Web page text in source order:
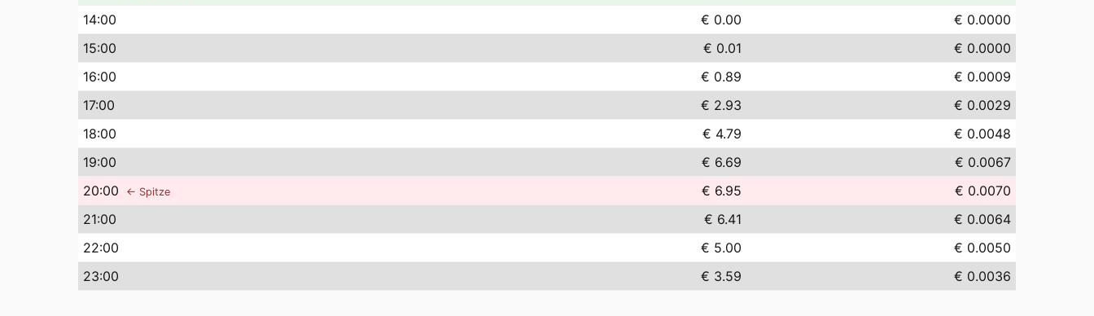
14:00 € 0.00
€ 0.0000
15:00 € 0.01
€ 0.0000
16:00 € 0.89
€ 0.0009
17:00 € 2.93
€ 0.0029
18:00 € 4.79
€ 0.0048
19:00 € 6.69
€ 0.0067
20:00 ← Spitze € 6.95
€ 0.0070
21:00 € 6.41
€ 0.0064
22:00 € 5.00
€ 0.0050
23:00 € 3.59 € 0.0036